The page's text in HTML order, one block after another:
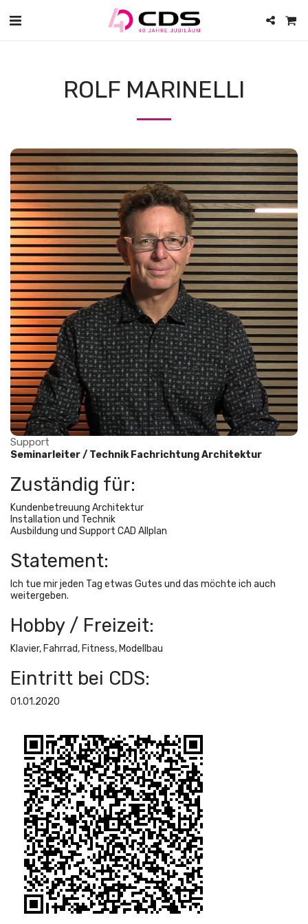
ROLF MARINELLI
Support
Seminarleiter / Technik Fachrichtung Architektur
Zuständig für:
Kundenbetreuung Architektur
Installation und Technik
Ausbildung und Support CAD Allplan
Statement:
Ich tue mir jeden Tag etwas Gutes und das möchte ich auch
weitergeben.
Hobby / Freizeit:
Klavier, Fahrrad, Fitness, Modellbau
Eintritt bei CDS:
01.01.2020